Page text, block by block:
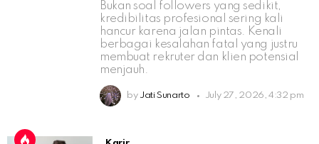
Bukan soal followers yang sedikit,
kredibilitas profesional sering kali
hancur karena jalan pintas. Kenali
berbagai kesalahan fatal yang justru
membuat rekruter dan klien potensial
menjauh.
by Jati Sunarto July 27, 2026, 4:32 pm